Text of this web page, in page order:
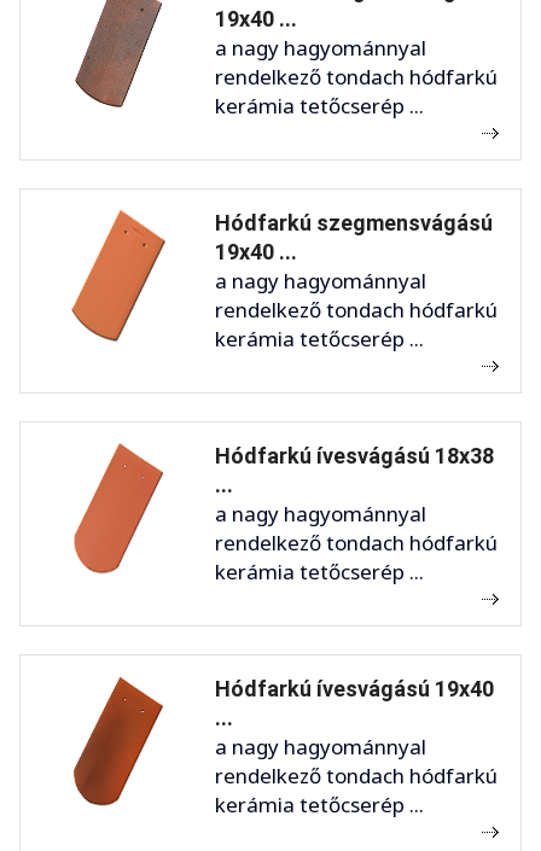
19x40 ...
a nagy hagyománnyal
rendelkező tondach hódfarkú
kerámia tetőcserép ...
Hódfarkú szegmensvágású
19x40 ...
a nagy hagyománnyal
rendelkező tondach hódfarkú
kerámia tetőcserép ...
Hódfarkú ívesvágású 18x38
...
a nagy hagyománnyal
rendelkező tondach hódfarkú
kerámia tetőcserép ...
Hódfarkú ívesvágású 19x40
...
a nagy hagyománnyal
rendelkező tondach hódfarkú
kerámia tetőcserép ...